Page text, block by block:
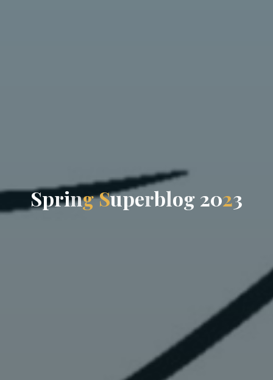
SpringSuperblog 2023